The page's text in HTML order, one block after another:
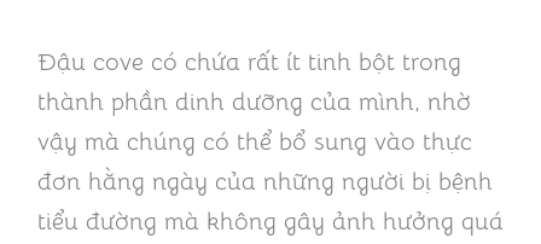
Đậu cove có chứa rất ít tinh bột trong
thành phần dinh dưỡng của mình, nhờ
vậy mà chúng có thể bổ sung vào thực
đơn hằng ngày của những người bị bệnh
tiểu đường mà không gây ảnh hưởng quá